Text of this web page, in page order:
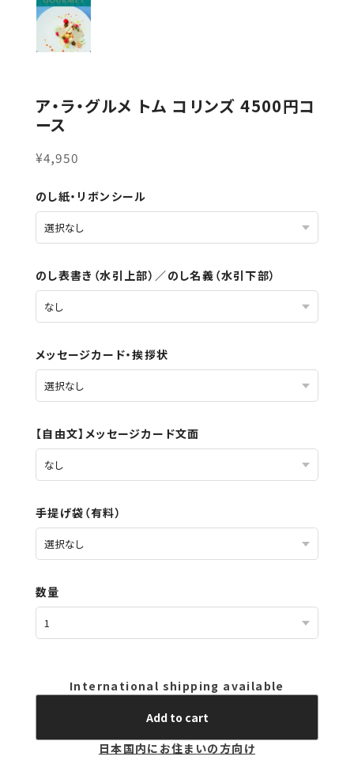
ア・ラ・グルメ トム コリンズ 4500円コ
ース
¥4,950
のし紙・リボンシール
のし表書き（水引上部）／のし名義（水引下部）
メッセージカード・挨拶状
【自由文】メッセージカード文面
手提げ袋（有料）
数量
International shipping available
Add to cart
日本国内にお住まいの方向け